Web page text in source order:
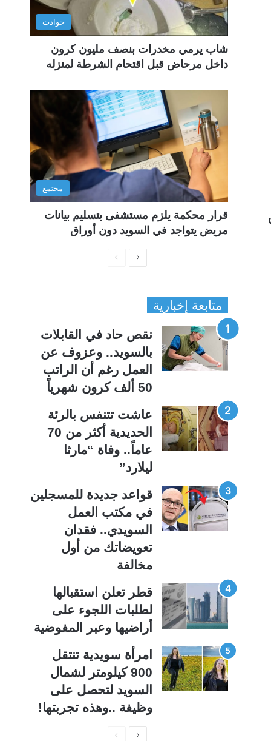
حوادث
شاب يرمي مخدرات بنصف مليون كرون
داخل مرحاض قبل اقتحام الشرطة لمنزله
مجتمع
قرار محكمة يلزم مستشفى بتسليم بيانات
مريض يتواجد في السويد دون أوراق
ة
ا
ل
س
ة
ا
ل
ت
ا
ل
ة
متابعة إخبارية
نقص حاد في القابلات
بالسويد.. وعزوف عن
العمل رغم أن الراتب
50 ألف كرون شهرياً
عاشت تتنفس بالرئة
الحديدية أكثر من 70
عاماً.. وفاة “مارثا
ليلارد”
قواعد جديدة للمسجلين
في مكتب العمل
السويدي.. فقدان
تعويضاتك من أول
مخالفة
قطر تعلن استقبالها
لطلبات اللجوء على
أراضيها وعبر المفوضية
امرأة سويدية تنتقل
900 كيلومتر لشمال
السويد لتحصل على
وظيفة ..وهذه تجربتها!